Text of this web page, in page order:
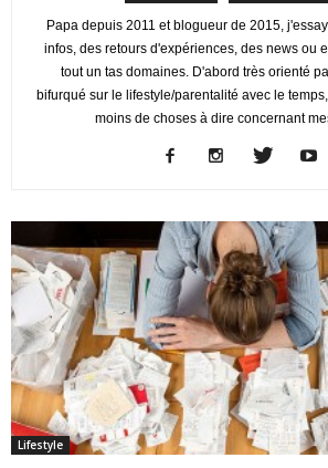
Papa depuis 2011 et blogueur de 2015,
infos, des retours d'expériences, des news ou
tout un tas domaines. D'abord très orienté
bifurqué sur le lifestyle/parentalité avec le
moins de choses à dire concernant
Lifestyle